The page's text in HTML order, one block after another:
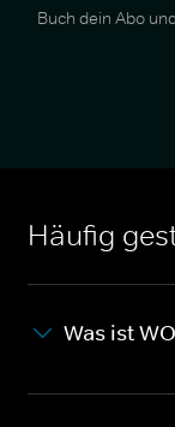
Buch dein Abo
Häufig
Was ist